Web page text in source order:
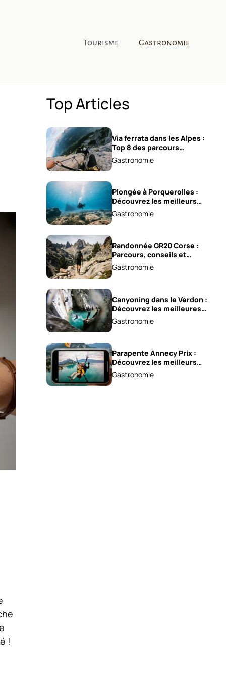
Tourisme Gastronomie
!
Top Articles
Via ferrata dans les Alpes :
Top 8 des parcours
sensationnels !
Gastronomie
Plongée à Porquerolles :
Découvrez les meilleurs
spots !
Gastronomie
Randonnée GR20 Corse :
Parcours, conseils et
astuces !
Gastronomie
Canyoning dans le Verdon :
Découvrez les meilleures
excursions !
Gastronomie
Parapente Annecy Prix :
Découvrez les meilleurs
vols à partir de 85 €!
Gastronomie